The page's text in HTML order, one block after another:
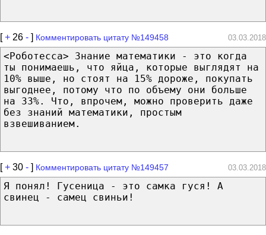
[+ 26 - ] Комментировать цитату №149458 03.03.2018
<Роботесса> Знание математики - это когда
ты понимаешь, что яйца, которые выглядят на
10% выше, но стоят на 15% дороже, покупать
выгоднее, потому что по объему они больше
на 33%. Что, впрочем, можно проверить даже
без знаний математики, простым
взвешиванием.
[+ 30 - ] Комментировать цитату №149457 03.03.2018
Я понял! Гусеница - это самка гуся! А
свинец - самец свиньи!